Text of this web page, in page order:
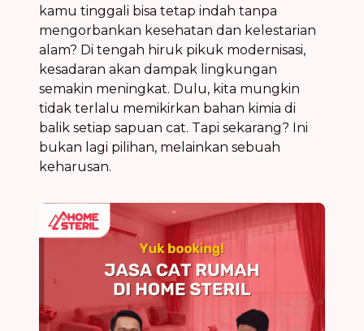
kamu tinggali bisa tetap indah tanpa
mengorbankan kesehatan dan kelestarian
alam? Di tengah hiruk pikuk modernisasi,
kesadaran akan dampak lingkungan
semakin meningkat. Dulu, kita mungkin
tidak terlalu memikirkan bahan kimia di
balik setiap sapuan cat. Tapi sekarang? Ini
bukan lagi pilihan, melainkan sebuah
keharusan.